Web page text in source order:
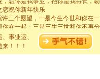
恋祝你新年快乐
三个愿望，一是今生今世和你在一
在一起；三是三生三世和你不再分
快乐
离去那一刻，你在我身后无助地哭
多么爱你。我转身抱住你：这猪不
新年快乐。
事业运、
！！！